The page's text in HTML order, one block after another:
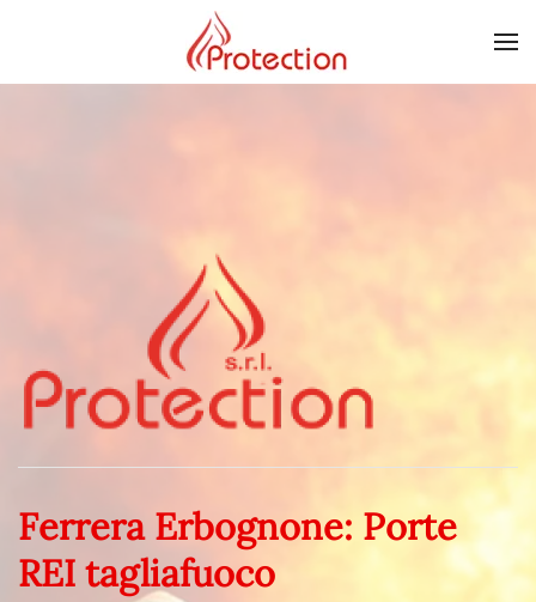
Skip to main content
Ferrera Erbognone: Porte
REI tagliafuoco